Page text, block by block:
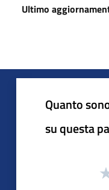
Ultimo
Quanto
su questa